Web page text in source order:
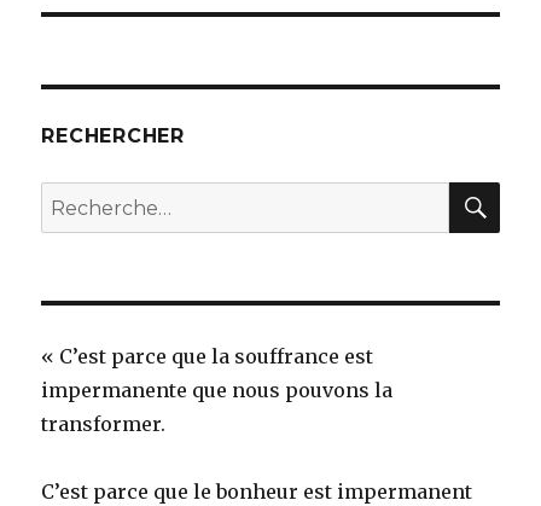
RECHERCHER
Recherche
pour
« C’est parce que la souffrance est
impermanente que nous pouvons la
transformer.
C’est parce que le bonheur est impermanent